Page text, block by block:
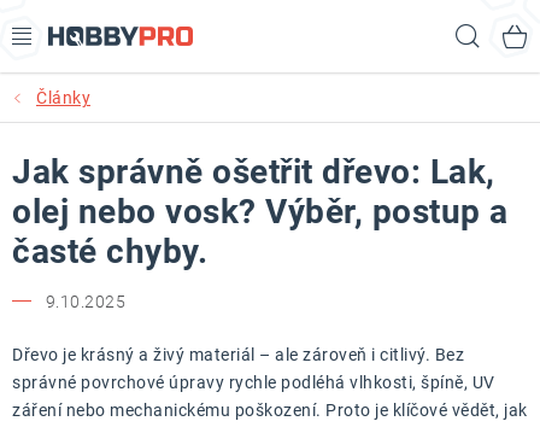
na
AKCE
PRODUKTY
PRODUKTY RECORD POWER
NOVINKY
KURZY SOUSTRUŽENÍ DŘEVA
Články
Jak správně ošetřit dřevo: Lak,
olej nebo vosk? Výběr, postup a
časté chyby.
9.10.2025
Dřevo je krásný a živý materiál – ale zároveň i citlivý. Bez
správné povrchové úpravy rychle podléhá vlhkosti, špíně, UV
záření nebo mechanickému poškození. Proto je klíčové vědět, jak